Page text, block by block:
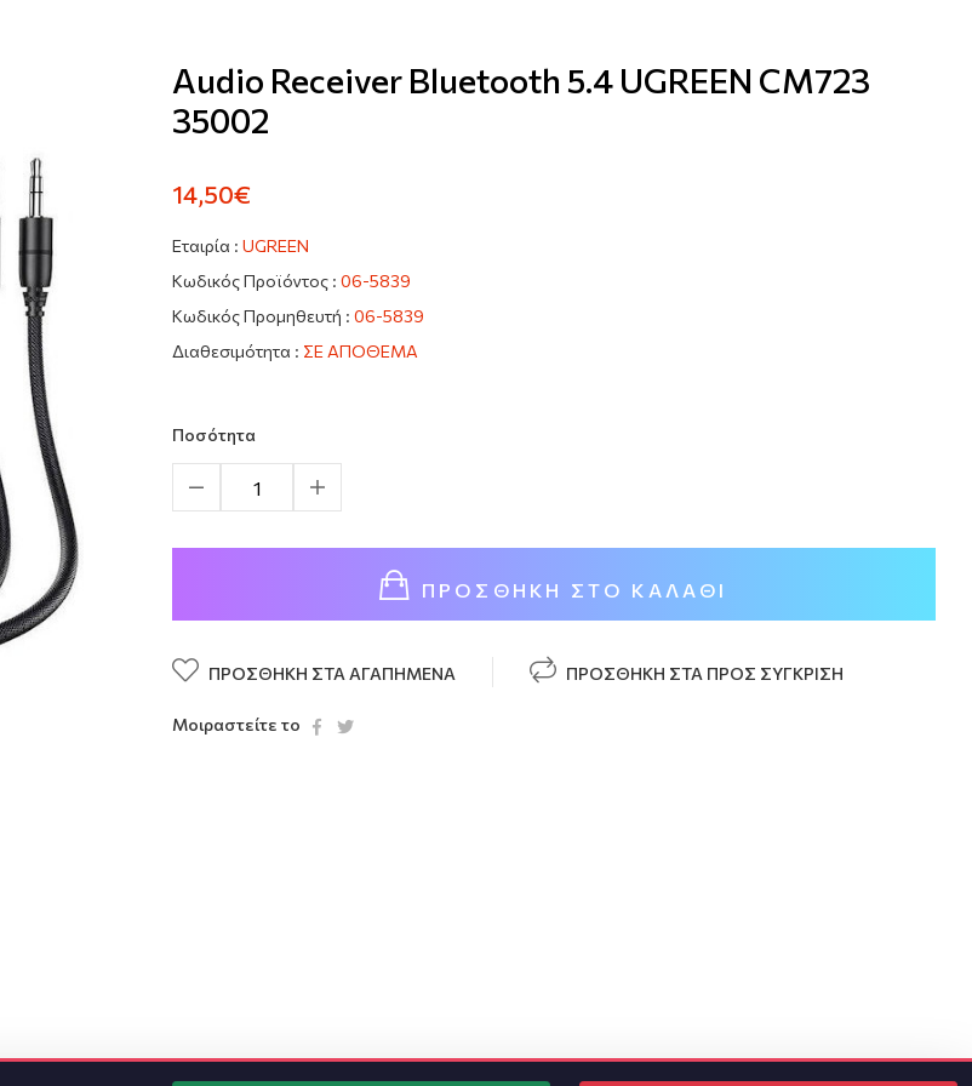
Audio Receiver Bluetooth 5.4 UGREEN CM723
35002
14,50€
Εταιρία : UGREEN
Κωδικός Προϊόντος : 06-5839
Κωδικός Προμηθευτή : 06-5839
Διαθεσιμότητα : ΣΕ ΑΠΟΘΕΜΑ
Ποσότητα
ΠΡΟΣΘΉΚΗ ΣΤΟ ΚΑΛΆΘΙ
ΠΡΟΣΘΉΚΗ ΣΤΑ ΑΓΑΠΗΜΈΝΑ ΠΡΟΣΘΉΚΗ ΣΤΑ ΠΡΟΣ ΣΎΓΚΡΙΣΗ
Μοιραστείτε το